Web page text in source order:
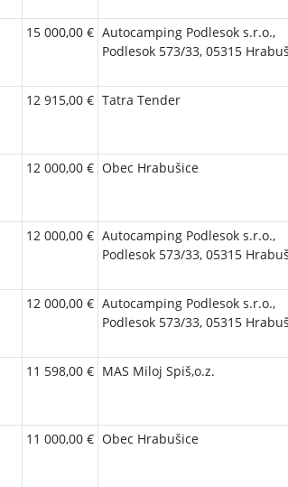
15 000,00 € Autocamping Podlesok s.r.o.,
Podlesok 573/33, 05315
12 915,00 € Tatra Tender
12 000,00 € Obec Hrabušice
12 000,00 € Autocamping Podlesok s.r.o.,
Podlesok 573/33, 05315
12 000,00 € Autocamping Podlesok s.r.o.,
Podlesok 573/33, 05315
11 598,00 € MAS Miloj Spiš,o.z.
11 000,00 € Obec Hrabušice